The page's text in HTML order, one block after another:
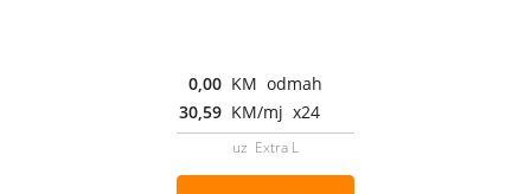
0,00 KM odmah
30,59 KM/mj x24
uz Extra L